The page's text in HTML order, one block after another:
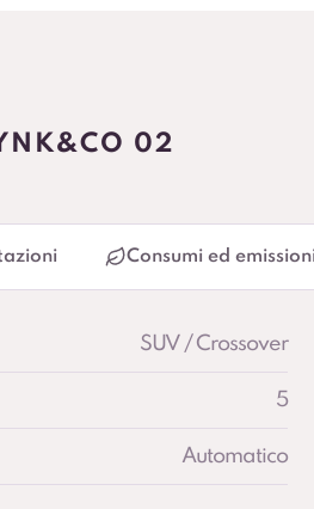
02
Consumi ed
SUV / Crossover
5
Automatico